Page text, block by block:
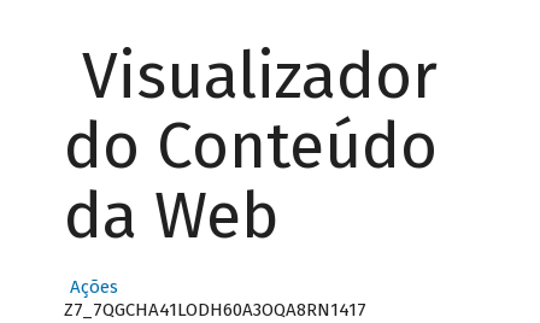
Visualizador
do Conteúdo
da Web
Ações
Z7_7QGCHA41LODH60A3OQA8RN1417